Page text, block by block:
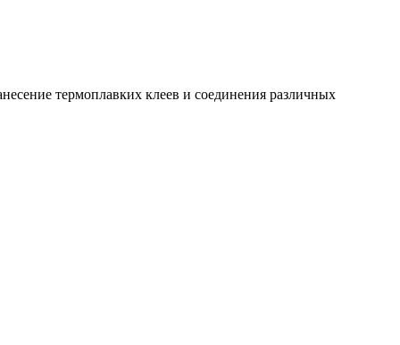
термоплавких клеев и соединения различных